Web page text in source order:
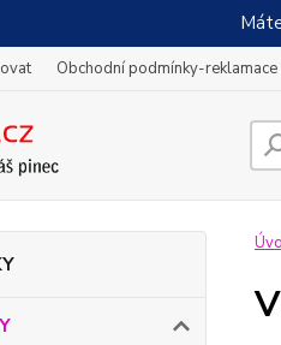
Obchodní podmínky-reklamace